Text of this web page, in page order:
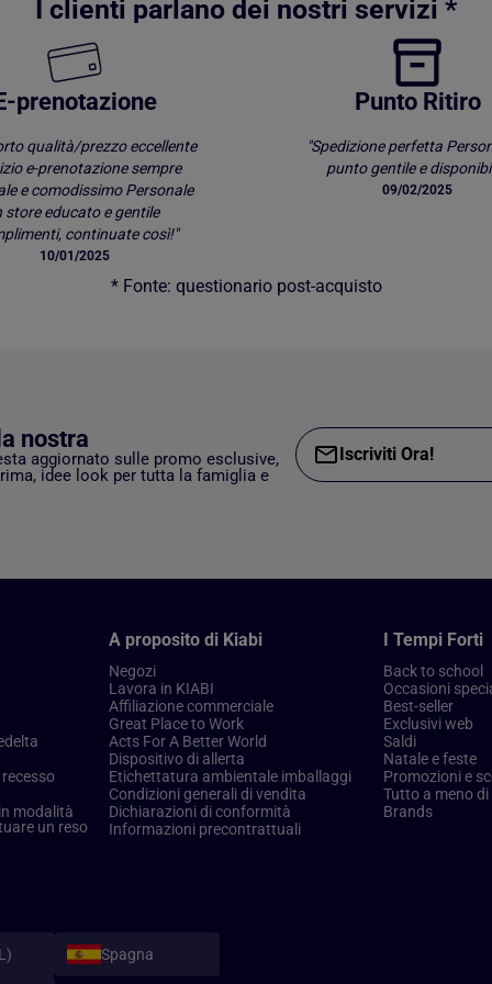
I clienti parlano dei nostri servizi *
prenotazione
qualità/prezzo eccellente
e-prenotazione sempre
e comodissimo Personale
store educato e gentile
continuate così!"
10/01/2025
Punto Ritiro
"Spedizione perfetta
punto gentile e
09/02/2025
* Fonte: questionario post-acquisto
nostra
aggiornato sulle promo esclusive,
idee look per tutta la famiglia e
Iscriviti Ora!
modalità
un reso
A proposito di Kiabi
Negozi
Lavora in KIABI
Affiliazione commerciale
Great Place to Work
Acts For A Better World
Dispositivo di allerta
Etichettatura ambientale imballaggi
Condizioni generali di vendita
Dichiarazioni di conformità
Informazioni precontrattuali
I Tempi Forti
Back to school
Occasioni
Best-seller
Exclusivi web
Saldi
Natale e feste
Promozioni e
Tutto a meno di
Brands
Spagna